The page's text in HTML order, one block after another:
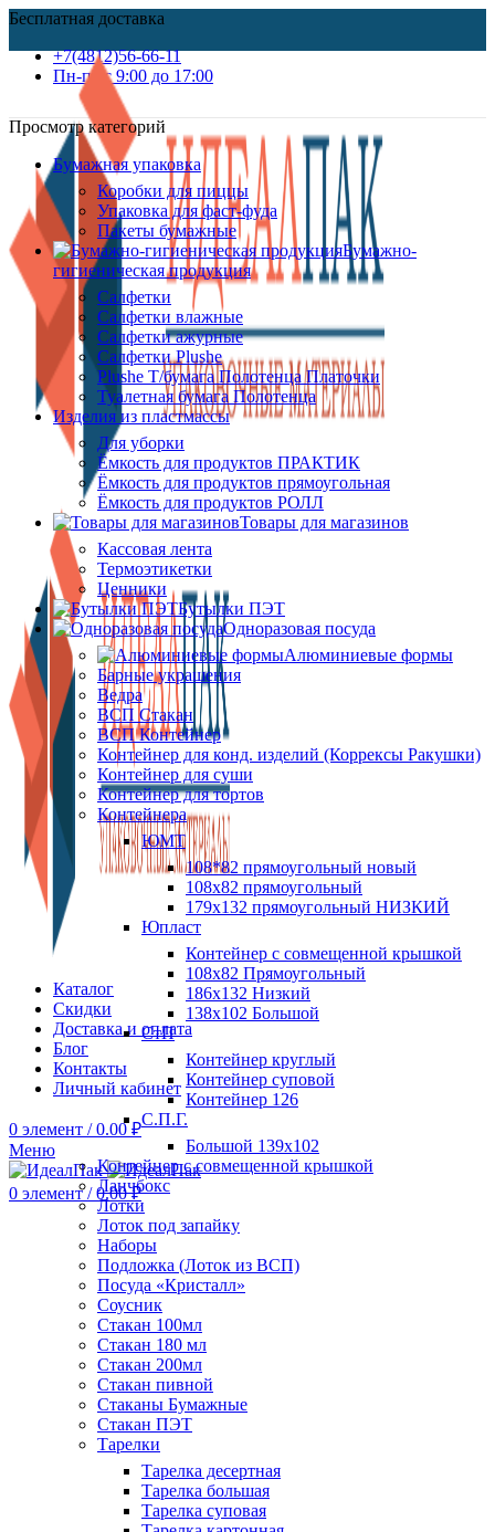
Бесплатная доставка
+7(4812)56-66-11
Пн-пт c 9:00 до 17:00
Каталог
Скидки
Доставка и оплата
Блог
Контакты
Личный кабинет
0 элемент / 0.00₽
Меню
0 элемент / 0.00₽
Просмотр категорий
Бумажная упаковка
Коробки для пиццы
Упаковка для фаст-фуда
Пакеты бумажные
Бумажно-
гигиеническая продукция
Салфетки
Салфетки влажные
Салфетки ажурные
Салфетки Plushe
Plushe Т/бумага Полотенца Платочки
Туалетная бумага Полотенца
Изделия из пластмассы
Для уборки
Ёмкость для продуктов ПРАКТИК
Ёмкость для продуктов прямоугольная
Ёмкость для продуктов РОЛЛ
Товары для магазинов
Кассовая лента
Термоэтикетки
Ценники
Бутылки ПЭТ
Одноразовая посуда
Алюминиевые формы
Барные украшения
Ведра
ВСП Стакан
ВСП Контейнер
Контейнер для конд. изделий (Коррексы Ракушки)
Контейнер для суши
Контейнер для тортов
Контейнера
ЮМТ
108*82 прямоугольный новый
108х82 прямоугольный
179х132 прямоугольный НИЗКИЙ
Юпласт
Контейнер с совмещенной крышкой
108х82 Прямоугольный
186х132 Низкий
138х102 Большой
СтП
Контейнер круглый
Контейнер суповой
Контейнер 126
С.П.Г.
Большой 139х102
Контейнер с совмещенной крышкой
Ланчбокс
Лотки
Лоток под запайку
Наборы
Подложка (Лоток из ВСП)
Посуда «Кристалл»
Соусник
Стакан 100мл
Стакан 180 мл
Стакан 200мл
Стакан пивной
Стаканы Бумажные
Стакан ПЭТ
Тарелки
Тарелка десертная
Тарелка большая
Тарелка суповая